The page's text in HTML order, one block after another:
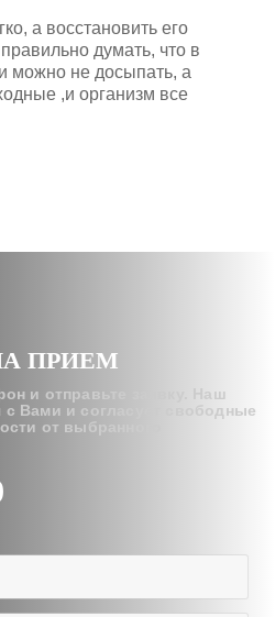
а восстановить его
думать, что в
можно не досыпать, а
,и организм все
ПРИЕМ
и отправьте заявку.
Наш
с Вами и согласует свободные
от выбранного